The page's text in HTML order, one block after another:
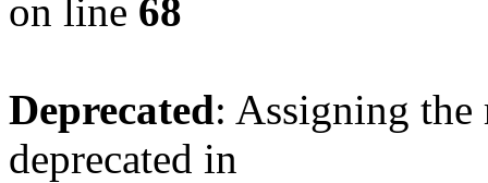
on line 68
Deprecated: Assigning the
deprecated in